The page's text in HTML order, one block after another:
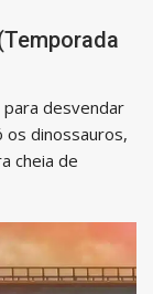
para desvendar
os dinossauros,
cheia de